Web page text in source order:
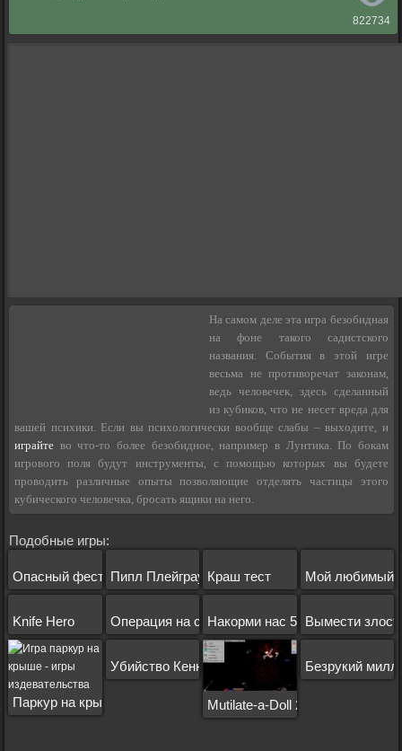
822734
На самом деле эта игра безобидная
на фоне такого садистского
названия. События в этой игре
весьма не противоречат законам,
ведь человечек, здесь сделанный
из кубиков, что не несет вреда для
вашей психики. Если вы психологически вообще слабы – выходите, и
играйте во что-то более безобидное, например в Лунтика. По бокам
игрового поля будут инструменты, с помощью которых вы будете
проводить различные опыты позволяющие отделять частицы этого
кубического человечка, бросать ящики на него.
Подобные игры:
Опасный фестивальПипл Плейграунд ФНАФ
Краш тест Мой любимый
Knife Hero Операция на сердцеНакорми нас 5 Вымести
Паркур на крышах
Убийство Кенни
Mutilate-a-Doll 2
Безрукий